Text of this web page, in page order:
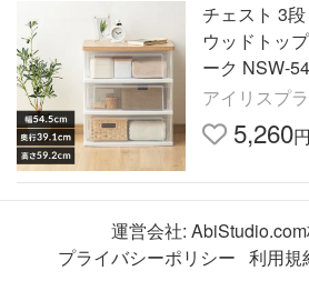
チェスト 3
ウッドトッ
ーク NSW-
アイリスプ
5,260円
運営会社:
プライバシーポリシー 利用規